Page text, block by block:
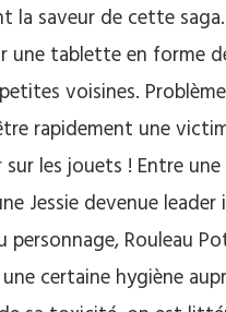
la saveur de cette
une tablette en forme
voisines.
rapidement une
les jouets ! Entre une
Jessie devenue
Rouleau
certaine hygiène